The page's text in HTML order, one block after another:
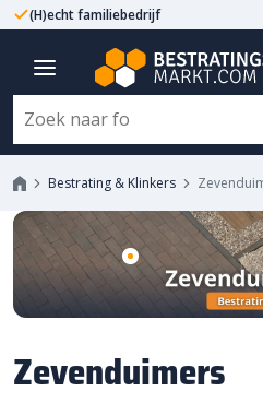
(H)echt familiebedrijf
Bestrating & Klinkers
Zevenduimers